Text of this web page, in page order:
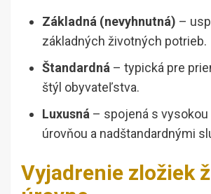
Základná (nevyhnutná) –
základných životných potrieb.
Štandardná – typická pre
štýl obyvateľstva.
Luxusná – spojená s vysokou
úrovňou a nadštandardnými
Vyjadrenie zložiek